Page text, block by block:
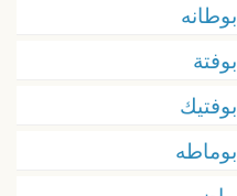
بوطانه
بوفتة
بوفتيك
بوماطه